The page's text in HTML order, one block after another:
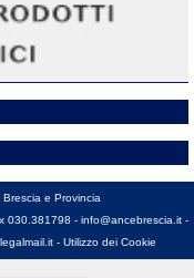
e Provincia
030.381798 - info@ancebrescia.it -
- Utilizzo dei Cookie